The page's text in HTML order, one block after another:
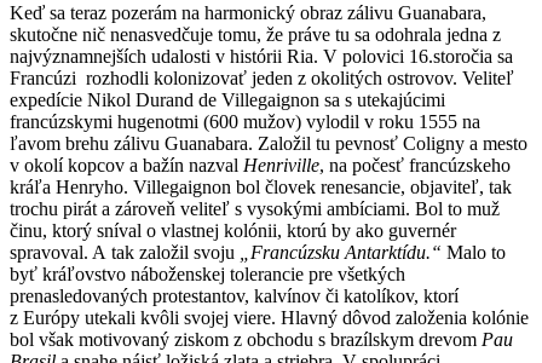
Keď sa teraz pozerám na harmonický obraz zálivu Guanabara,
skutočne nič nenasvedčuje tomu, že práve tu sa odohrala jedna z
najvýznamnejších udalosti v histórii Ria. V polovici 16.storočia sa
Francúzi rozhodli kolonizovať jeden z okolitých ostrovov. Veliteľ
expedície Nikol Durand de Villegaignon sa s utekajúcimi
francúzskymi hugenotmi (600 mužov) vylodil v roku 1555 na
ľavom brehu zálivu Guanabara. Založil tu pevnosť Coligny a mesto
v okolí kopcov a bažín nazval Henriville, na počesť francúzskeho
kráľa Henryho. Villegaignon bol človek renesancie, objaviteľ, tak
trochu pirát a zároveň veliteľ s vysokými ambíciami. Bol to muž
činu, ktorý sníval o vlastnej kolónii, ktorú by ako guvernér
spravoval. A tak založil svoju
„Francúzsku Antarktídu.“ Malo to
byť kráľovstvo náboženskej tolerancie pre všetkých
prenasledovaných protestantov, kalvínov či katolíkov, ktorí
z Európy utekali kvôli svojej viere. Hlavný dôvod založenia kolónie
bol však motivovaný ziskom z obchodu s brazílskym drevom Pau